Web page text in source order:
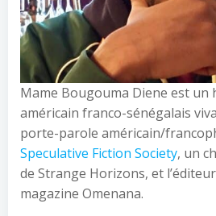
Mame Bougouma Diene est un
américain franco-sénégalais
porte-parole américain/
Speculative Fiction Society, un
de Strange Horizons, et
magazine Omenana.